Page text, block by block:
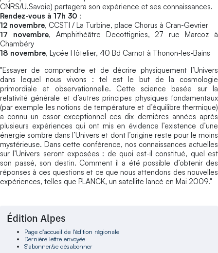
CNRS/U.Savoie) partagera son expérience et ses connaissances.
Rendez-vous à 17h 30 :
12 novembre, CCSTI / La Turbine, place Chorus à Cran-Gevrier
17 novembre, Amphithéâtre Decottignies, 27 rue Marcoz à
Chambéry
18 novembre, Lycée Hôtelier, 40 Bd Carnot à Thonon-les-Bains
"Essayer de comprendre et de décrire physiquement l’Univers
dans lequel nous vivons : tel est le but de la cosmologie
primordiale et observationnelle. Cette science basée sur la
relativité générale et d’autres principes physiques fondamentaux
(par exemple les notions de température et d’équilibre thermique)
a connu un essor exceptionnel ces dix dernières années après
plusieurs expériences qui ont mis en évidence l’existence d’une
énergie sombre dans l’Univers et dont l’origine reste pour le moins
mystérieuse. Dans cette conférence, nos connaissances actuelles
sur l’Univers seront exposées : de quoi est-il constitué, quel est
son passé, son destin. Comment il a été possible d’obtenir des
réponses à ces questions et ce que nous attendons des nouvelles
expériences, telles que PLANCK, un satellite lancé en Mai 2009."
Édition Alpes
Page d'accueil de l'édition régionale
Dernière lettre envoyée
S'abonner/se désabonner